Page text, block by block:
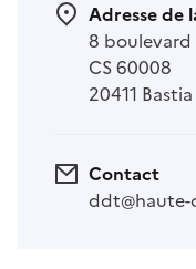
Adresse de
8 boulevard
CS 60008
20411
Contact
ddt@haute-